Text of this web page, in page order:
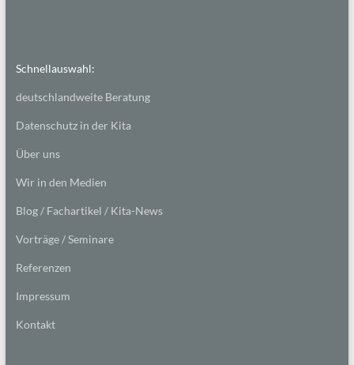
Schnellauswahl:
deutschlandweite Beratung
Datenschutz in der Kita
Über uns
Wir in den Medien
Blog / Fachartikel / Kita-News
Vorträge / Seminare
Referenzen
Impressum
Kontakt